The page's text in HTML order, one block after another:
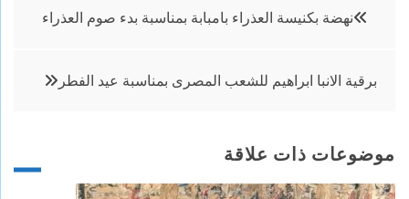
تصفّح
نهضة بكنيسة العذراء بامبابة بمناسبة بدء صوم العذراء
برقية الانبا ابراهيم للشعب المصرى بمناسبة عيد الفطر
موضوعات ذات علاقة